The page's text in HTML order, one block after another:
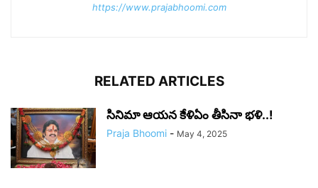
https://www.prajabhoomi.com
RELATED ARTICLES
సినిమా ఆయన కేళిఏం తీసినా భళి..!
Praja Bhoomi - May 4, 2025